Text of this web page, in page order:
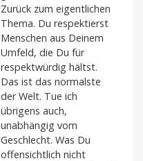
Zurück zum eigentlichen
Thema. Du respektierst
Menschen aus Deinem
Umfeld, die Du für
respektwürdig hältst.
Das ist das normalste
der Welt. Tue ich
übrigens auch,
unabhängig vom
Geschlecht. Was Du
offensichtlich nicht